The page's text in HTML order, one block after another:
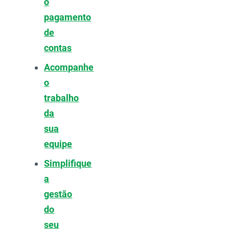
pagamento
de
contas
Acompanhe
o
trabalho
da
sua
equipe
Simplifique
a
gestão
do
seu